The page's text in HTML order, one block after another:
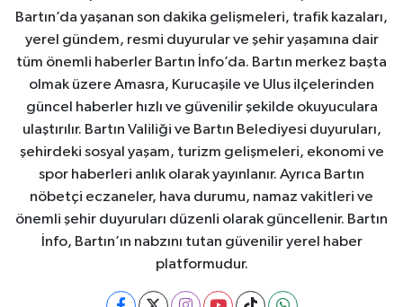
Bartın’da yaşanan son dakika gelişmeleri, trafik kazaları,
yerel gündem, resmi duyurular ve şehir yaşamına dair
tüm önemli haberler Bartın İnfo’da. Bartın merkez başta
olmak üzere Amasra, Kurucaşile ve Ulus ilçelerinden
güncel haberler hızlı ve güvenilir şekilde okuyuculara
ulaştırılır. Bartın Valiliği ve Bartın Belediyesi duyuruları,
şehirdeki sosyal yaşam, turizm gelişmeleri, ekonomi ve
spor haberleri anlık olarak yayınlanır. Ayrıca Bartın
nöbetçi eczaneler, hava durumu, namaz vakitleri ve
önemli şehir duyuruları düzenli olarak güncellenir. Bartın
İnfo, Bartın’ın nabzını tutan güvenilir yerel haber
platformudur.